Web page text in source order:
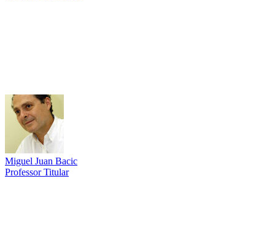
Miguel Juan Bacic
Professor Titular